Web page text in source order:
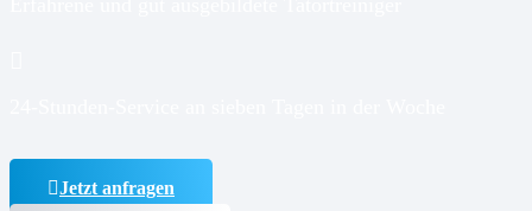
Jetzt anfragen